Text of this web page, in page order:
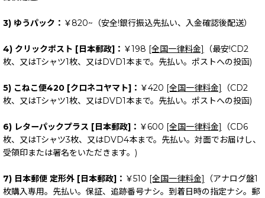
3) ゆうパック： ￥820~（安全!銀行振込先払い、入金確認後配送）
4) クリックポスト [日本郵政]： ￥198 [全国一律料金]
（最安!CD2
枚、又はTシャツ1枚、又はDVD1本まで。先払い。ポストへの投函)
5) こねこ便420 [クロネコヤマト]： ￥420 [全国一律料金]
（CD2
枚、又はTシャツ1枚、又はDVD1本まで。先払い。ポストへの投函)
6) レターパックプラス [日本郵政]： ￥600 [全国一律料金]
（CD6
枚、又はTシャツ3枚、又はDVD4本まで。先払い。対面でお届けし、
受領印または署名をいただきます。)
7) 日本郵便 定形外 [日本郵政]： ￥510 [全国一律料金]
（アナログ盤1
枚購入専用。先払い。保証、追跡番号ナシ。到着日時の指定ナシ。郵